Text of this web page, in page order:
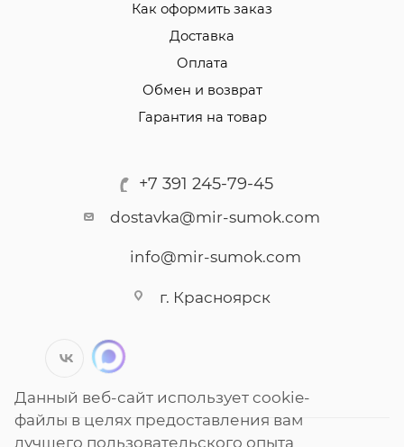
Как оформить заказ
Доставка
Оплата
Обмен и возврат
Гарантия на товар
+7 391 245-79-45
dostavka@mir-sumok.com
info@mir-sumok.com
г. Красноярск
Данный веб-сайт использует cookie-
файлы в целях предоставления вам
лучшего пользовательского опыта